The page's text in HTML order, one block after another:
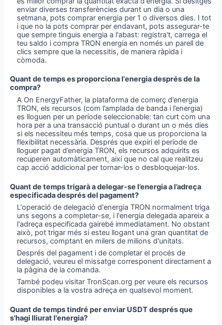
enviar diverses transferències durant un dia o una
setmana, pots comprar energia per 1 o diversos dies. I tot
i que no la pots comprar per endavant, pots assegurar-te
que sempre tinguis energia a l'abast: registra't, carrega el
teu saldo i compra TRON energia en només un parell de
clics sempre que la necessitis, de manera ràpida i
còmoda.
Quant de temps es proporciona l'energia després de la
compra?
A On EnergyFather, la plataforma de comerç d’energia
TRON, els recursos (com l’amplada de banda i l’energia)
es lloguen per un període seleccionable: tan curt com una
hora per a una transacció puntual o durant un o més dies
si els necessiteu més temps, cosa que us proporciona la
flexibilitat necessària. Després que expiri el període de
lloguer pagat d’energia TRON, els recursos adquirits es
recuperen automàticament, així que no cal que realitzeu
cap acció addicional per tornar-los o desbloquejar-los.
Quant de temps trigarà a delegar-se l’energia a l’adreça
especificada després del pagament?
L'operació de delegació d'energia TRON normalment triga
uns segons a completar-se, i l'energia delegada apareix a
l'adreça especificada gairebé immediatament. No obstant
això, pot trigar més si esteu llogant una gran quantitat de
recursos, comptant en milers de milions d'unitats.
Després del pagament i de completar el procés de
delegació, veureu el missatge corresponent directament a
la pàgina de la comanda.
També podeu visitar TronScan.org per veure els recursos
disponibles a la vostra adreça en qualsevol moment.
Quant de temps tindré per enviar USDT després que
s'hagi lliurat l'energia?